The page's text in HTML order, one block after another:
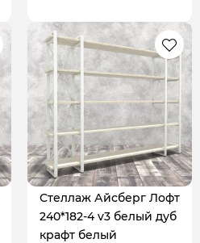
Стеллаж Айсберг Лофт
240*182-4 v3 белый дуб
крафт белый